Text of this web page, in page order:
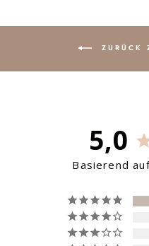
ZURÜCK
5,0
Basierend